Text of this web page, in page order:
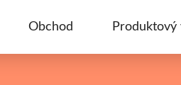
Obchod Produktový